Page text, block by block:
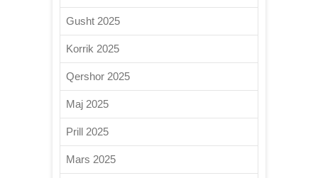
Gusht 2025
Korrik 2025
Qershor 2025
Maj 2025
Prill 2025
Mars 2025